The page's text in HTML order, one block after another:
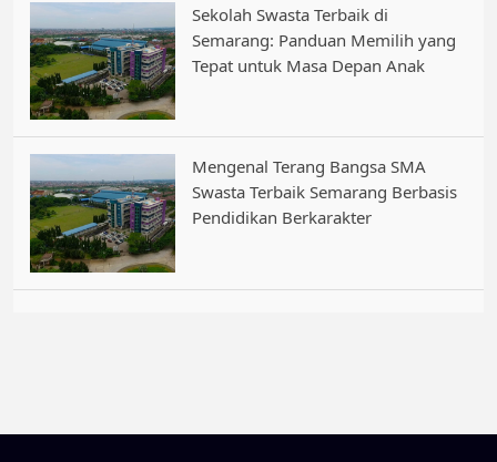
Sekolah Swasta Terbaik di
Semarang: Panduan Memilih yang
Tepat untuk Masa Depan Anak
Mengenal Terang Bangsa SMA
Swasta Terbaik Semarang Berbasis
Pendidikan Berkarakter